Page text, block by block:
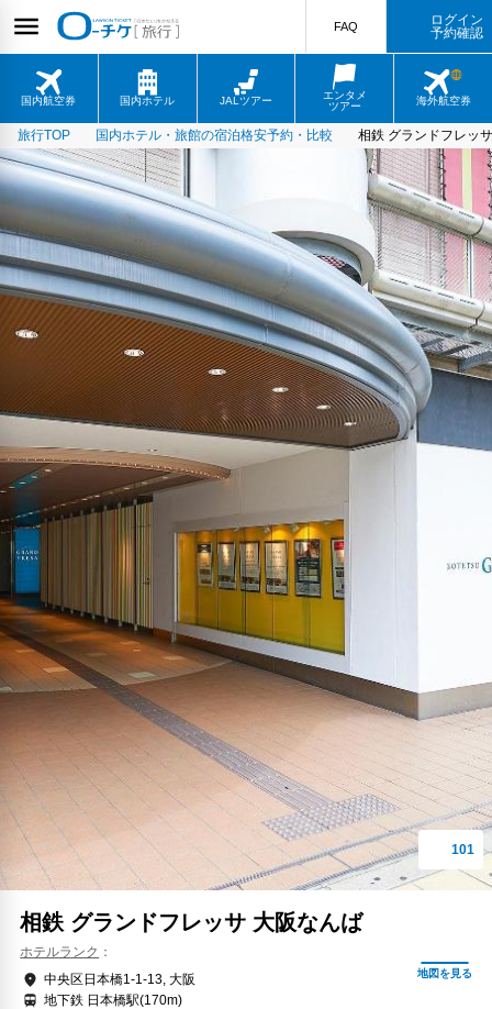
国内航空券 国内ホテル JALツアー
エンタメ
ツアー
海外航空券
FAQ
ログイン
予約確認
旅行TOP 国内ホテル・旅館の宿泊格安予約・比較 相鉄 グランドフレッ
相鉄 グランドフレッサ 大阪なんば
ホテルランク
中央区日本橋1-1-13, 大阪
地下鉄 日本橋駅(170m)